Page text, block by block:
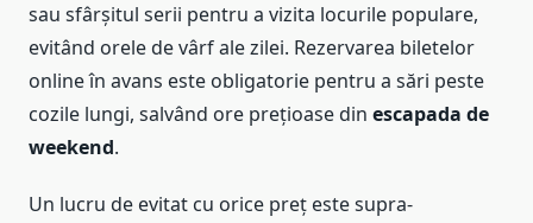
sau sfârșitul serii pentru a vizita locurile populare,
evitând orele de vârf ale zilei. Rezervarea biletelor
online în avans este obligatorie pentru a sări peste
cozile lungi, salvând ore prețioase din escapada de
weekend.
Un lucru de evitat cu orice preț este supra-